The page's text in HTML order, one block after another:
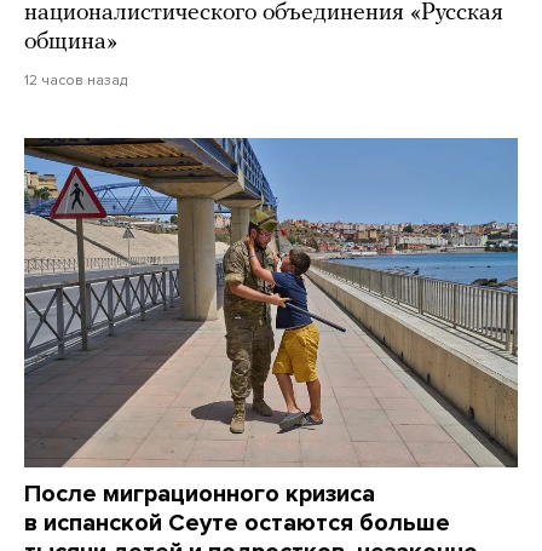
националистического объединения «Русская
община»
12 часов назад
После миграционного кризиса
в испанской Сеуте остаются больше